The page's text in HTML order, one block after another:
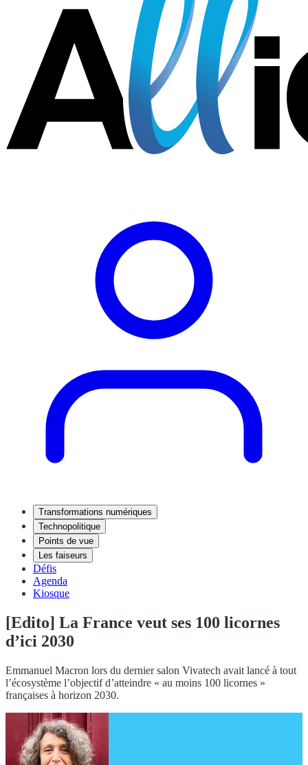
Transformations numériques
Technopolitique
Points de vue
Les faiseurs
Défis
Agenda
Kiosque
[Edito] La France veut ses 100 licornes
d’ici 2030
Emmanuel Macron lors du dernier salon Vivatech avait lancé à tout
l’écosystème l’objectif d’atteindre « au moins 100 licornes »
françaises à horizon 2030.